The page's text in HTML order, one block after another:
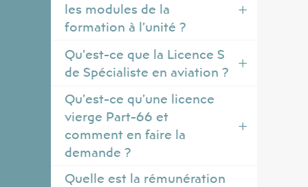
les modules de la
formation à l’unité ?
Qu’est-ce que la Licence S
de Spécialiste en aviation ?
Qu’est-ce qu’une licence
vierge Part-66 et
comment en faire la
demande ?
Quelle est la rémunération